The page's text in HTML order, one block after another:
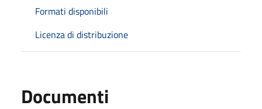
Formati disponibili
Licenza di distribuzione
Documenti